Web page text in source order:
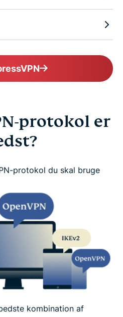
protokol er
protokol du skal bruge
kombination af